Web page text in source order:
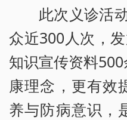
此次义诊活
众近300人次，
知识宣传资料
康理念，更有效
养与防病意识，